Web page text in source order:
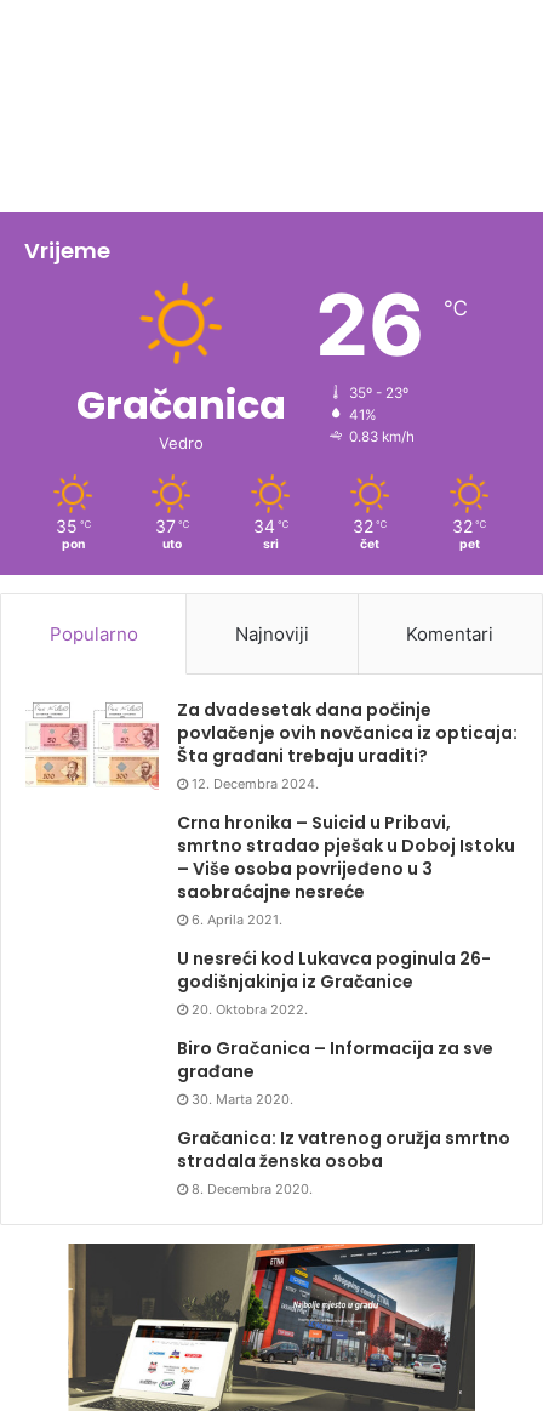
Vrijeme
Gračanica
Vedro
26 ℃
35º - 23º
41%
0.83 km/h
35 ℃
pon
37 ℃
uto
34 ℃
sri
32 ℃
čet
32 ℃
pet
Popularno Najnoviji Komentari
Za dvadesetak dana počinje
povlačenje ovih novčanica iz opticaja:
Šta građani trebaju uraditi?
12. Decembra 2024.
Crna hronika – Suicid u Pribavi,
smrtno stradao pješak u Doboj Istoku
– Više osoba povrijeđeno u 3
saobraćajne nesreće
6. Aprila 2021.
U nesreći kod Lukavca poginula 26-
godišnjakinja iz Gračanice
20. Oktobra 2022.
Biro Gračanica – Informacija za sve
građane
30. Marta 2020.
Gračanica: Iz vatrenog oružja smrtno
stradala ženska osoba
8. Decembra 2020.